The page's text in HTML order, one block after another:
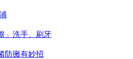
」洗手、刷牙
防黴有妙招